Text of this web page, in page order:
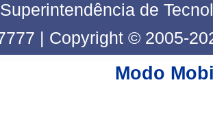
de
| Copyright © 2005-
Modo